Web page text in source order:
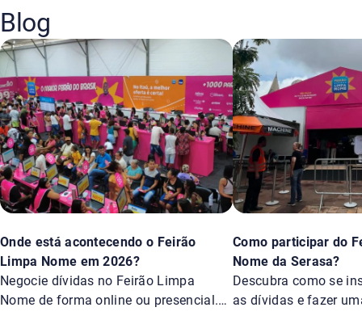
Blog
Onde está acontecendo o Feirão
Limpa Nome em 2026?
Negocie dívidas no Feirão Limpa
Nome de forma online ou presencial.
Como participar do
Nome da Serasa?
Descubra como se
as dívidas e fazer